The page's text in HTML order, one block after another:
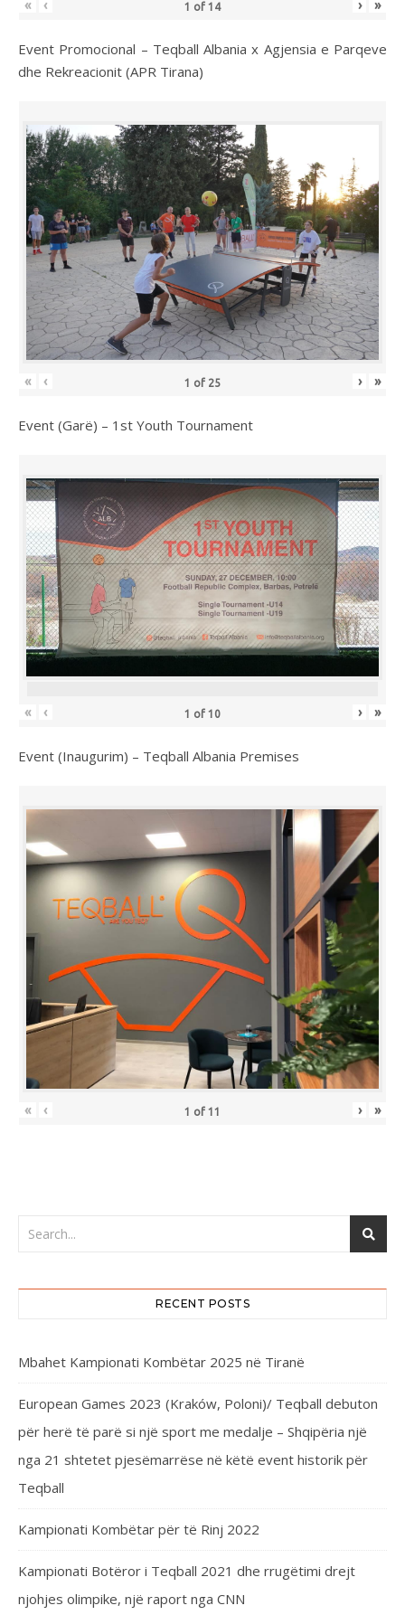
« ‹ 1 of 14 › »
Event Promocional – Teqball Albania x Agjensia e Parqeve
dhe Rekreacionit (APR Tirana)
« ‹ 1 of 25 › »
Event (Garë) – 1st Youth Tournament
« ‹ 1 of 10 › »
Event (Inaugurim) – Teqball Albania Premises
« ‹ 1 of 11 › »
RECENT POSTS
Mbahet Kampionati Kombëtar 2025 në Tiranë
European Games 2023 (Kraków, Poloni)/ Teqball debuton
për herë të parë si një sport me medalje – Shqipëria një
nga 21 shtetet pjesëmarrëse në këtë event historik për
Teqball
Kampionati Kombëtar për të Rinj 2022
Kampionati Botëror i Teqball 2021 dhe rrugëtimi drejt
njohjes olimpike, një raport nga CNN